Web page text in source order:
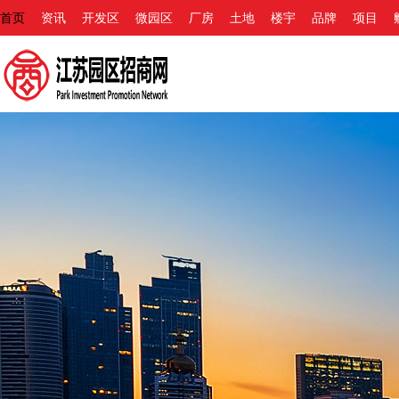
首页 资讯 开发区 微园区 厂房 土地 楼宇 品牌 项目